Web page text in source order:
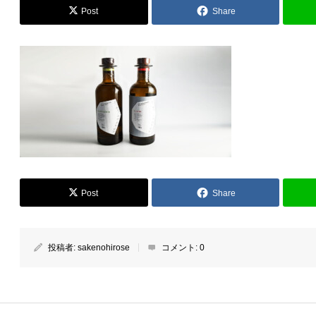
Post Share
Post Share
投稿者: sakenohirose コメント: 0